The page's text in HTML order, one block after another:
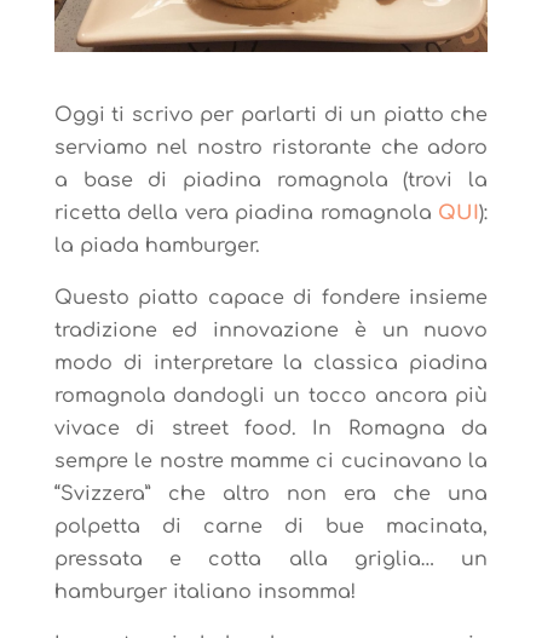
Oggi ti scrivo per parlarti di un piatto che
serviamo nel nostro ristorante che adoro
a base di piadina romagnola (trovi la
ricetta della vera piadina romagnola QUI):
la piada hamburger.
Questo piatto capace di fondere insieme
tradizione ed innovazione è un nuovo
modo di interpretare la classica piadina
romagnola dandogli un tocco ancora più
vivace di street food. In Romagna da
sempre le nostre mamme ci cucinavano la
“Svizzera” che altro non era che una
polpetta di carne di bue macinata,
pressata e cotta alla griglia… un
hamburger italiano insomma!